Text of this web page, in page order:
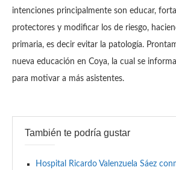
intenciones principalmente son educar,
protectores y modificar los de riesgo,
primaria, es decir evitar la patología.
nueva educación en Coya, la cual se
para motivar a más asistentes.
También te podría gustar
Hospital Ricardo Valenzuela Sáez